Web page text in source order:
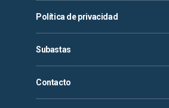
Política de privacidad
Subastas
Contacto